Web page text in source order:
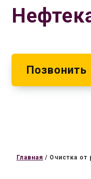
Позвонить
Главная / Очистка от